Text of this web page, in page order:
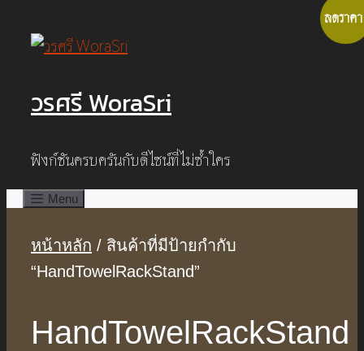
วรศรี WoraSri
ฟังก์ชันครบครันกับดีไซน์ที่ไม่ซ้ำใคร
Menu
หน้าหลัก / สินค้าที่มีป้ายกำกับ
“HandTowelRackStand”
HandTowelRackStand
ลดราค